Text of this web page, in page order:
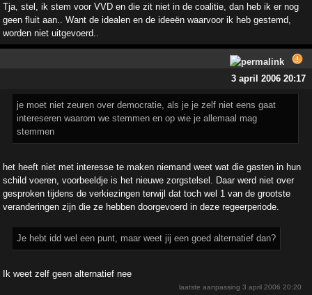
Tja, stel, ik stem voor VVD en die zit niet in de coalitie, dan heb ik er nog
geen fluit aan.. Want de idealen en de ideeën waarvoor ik heb gestemd,
worden niet uitgevoerd..
3 april 2006 20:17
je moet niet zeuren over democratie, als je je zelf niet eens gaat
intereseren waarom we stemmen en op wie je allemaal mag
stemmen
het heeft niet met interesse te maken niemand weet wat die gasten in hun
schild voeren, voorbeeldje is het nieuwe zorgstelsel. Daar werd niet over
gesproken tijdens de verkiezingen terwijl dat toch wel 1 van de grootste
veranderingen zijn die ze hebben doorgevoerd in deze regeerperiode.
Je hebt idd wel een punt, maar weet jij een goed alternatief dan?
Ik weet zelf geen alternatief nee
laatste aanpassing3 april 2006 20:20